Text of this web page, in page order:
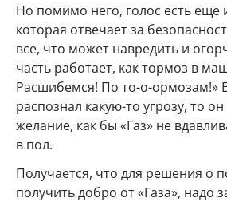
Но помимо него, голос есть еще
которая отвечает за
все, что может навредить и
часть работает, как тормоз в
Расшибемся! По то-о-ормозам!»
распознал какую-то угрозу, то
желание, как бы «Газ» не
в пол.
Получается, что для решения о
получить добро от «Газа», надо